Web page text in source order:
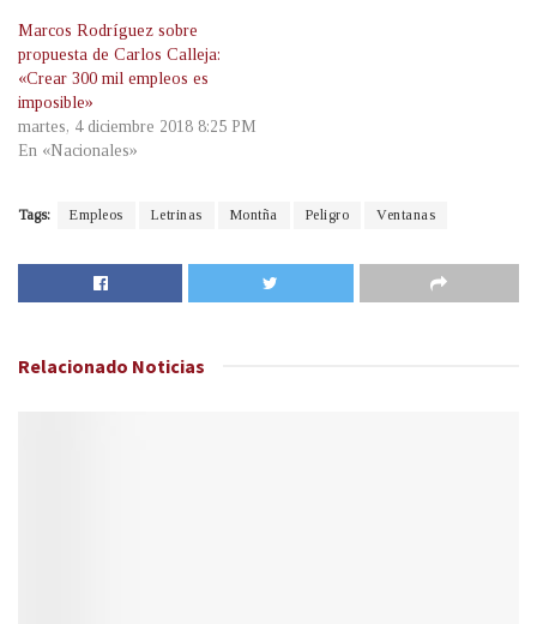
Marcos Rodríguez sobre
propuesta de Carlos Calleja:
«Crear 300 mil empleos es
imposible»
martes, 4 diciembre 2018 8:25 PM
En «Nacionales»
Tags: Empleos Letrinas Montña Peligro Ventanas
Relacionado Noticias